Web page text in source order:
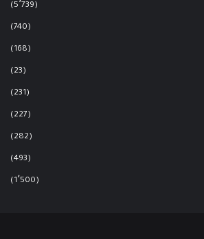
(5٬739)
(740)
(168)
(23)
(231)
(227)
(282)
(493)
(1٬500)